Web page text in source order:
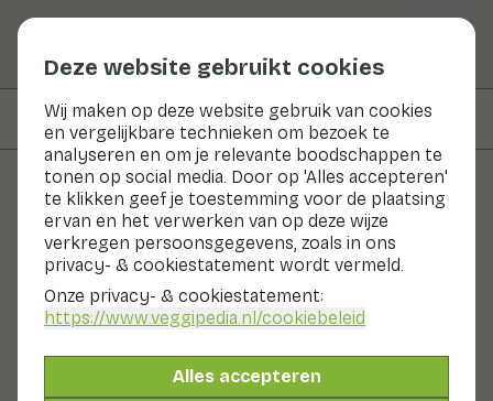
Deze website gebruikt cookies
Wij maken op deze website gebruik van cookies
en vergelijkbare technieken om bezoek te
analyseren en om je relevante boodschappen te
tonen op social media. Door op 'Alles accepteren'
te klikken geef je toestemming voor de plaatsing
ervan en het verwerken van op deze wijze
verkregen persoonsgegevens, zoals in ons
privacy- & cookiestatement wordt vermeld.
Onze privacy- & cookiestatement:
https://www.veggipedia.nl/cookiebeleid
Alles accepteren
Op deze pagina Bereidingswijze
Recepten
Wortelsalade met
sinaasappel en koriander